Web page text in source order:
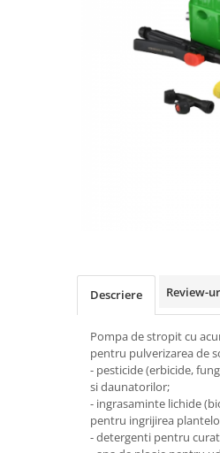
Descriere Review-
Pompa de stropit cu
pentru pulverizarea de
- pesticide (erbicide,
si daunatorilor;
- ingrasaminte lichide
pentru ingrijirea
- detergenti pentru